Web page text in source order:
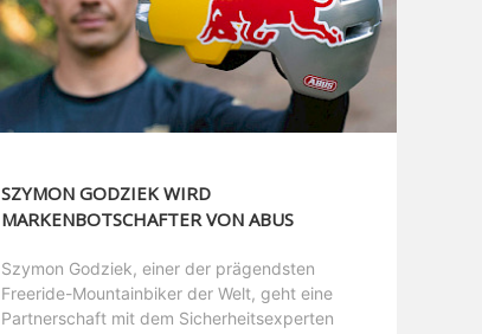
SZYMON GODZIEK WIRD
MARKENBOTSCHAFTER VON ABUS
Szymon Godziek, einer der prägendsten
Freeride-Mountainbiker der Welt, geht eine
Partnerschaft mit dem Sicherheitsexperten